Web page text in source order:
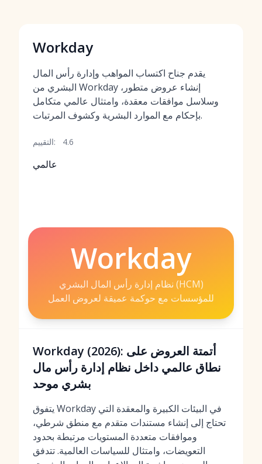
Workday
يقدم جناح اكتساب المواهب وإدارة رأس المال
البشري من Workday إنشاء عروض متطور،
وسلاسل موافقات معقدة، وامتثال عالمي متكامل
بإحكام مع الموارد البشرية وكشوف المرتبات.
التقييم: 4.6
عالمي
Workday
نظام إدارة رأس المال البشري (HCM)
للمؤسسات مع حوكمة عميقة لعروض العمل
Workday (2026): أتمتة العروض على
نطاق عالمي داخل نظام إدارة رأس مال
بشري موحد
يتفوق Workday في البيئات الكبيرة والمعقدة التي
تحتاج إلى إنشاء مستندات متقدم مع منطق شرطي،
وموافقات متعددة المستويات مرتبطة بحدود
التعويضات، وامتثال للسياسات العالمية. تتدفق